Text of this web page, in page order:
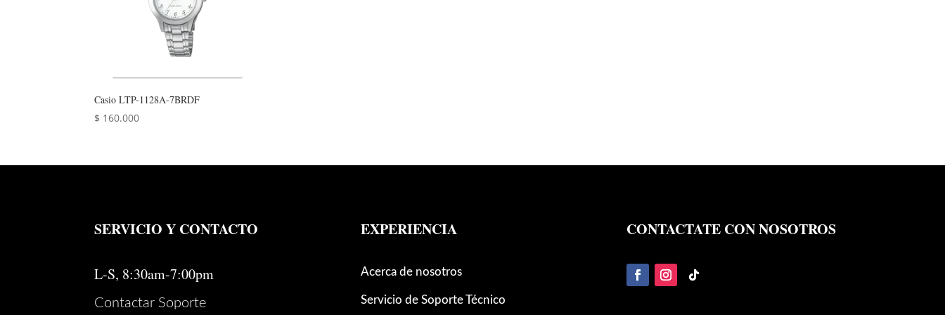
Casio LTP-1128A-7BRDF
$ 160.000
SERVICIO Y CONTACTO
L-S, 8:30am-7:00pm
Contactar Soporte
EXPERIENCIA
Acerca de nosotros
Servicio de Soporte Técnico
CONTACTATE CON NOSOTROS